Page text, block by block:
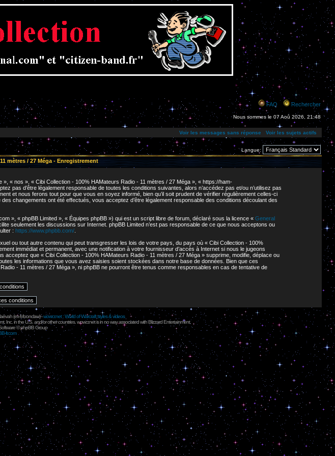
FAQ Rechercher
Nous sommes le 07 Aoû 2026, 21:48
Voir les messages sans réponse Voir les sujets actifs
Langue:
mètres / 27 Méga - Enregistrement
« nos », « Cibi Collection - 100% HAMateurs Radio - 11 mètres / 27 Méga », « https://ham-
pas d’être légalement responsable de toutes les conditions suivantes, alors n’accédez pas et/ou n’utilisez pas
et nous ferons tout pour que vous en soyez informé, bien qu’il soit prudent de vérifier régulièrement celles-ci
changements ont été effectués, vous acceptez d’être légalement responsable des conditions découlant des
», « phpBB Limited », « Équipes phpBB ») qui est un script libre de forum, déclaré sous la licence « General
seulement les discussions sur Internet. phpBB Limited n’est pas responsable de ce que nous acceptons ou
: https://www.phpbb.com/.
ou tout autre contenu qui peut transgresser les lois de votre pays, du pays où « Cibi Collection - 100%
immédiat et permanent, avec une notification à votre fournisseur d’accès à Internet si nous le jugeons
que « Cibi Collection - 100% HAMateurs Radio - 11 mètres / 27 Méga » supprime, modifie, déplace ou
les informations que vous avez saisies soient stockées dans notre base de données. Bien que ces
- 11 mètres / 27 Méga », ni phpBB ne pourront être tenus comme responsables en cas de tentative de
(ex-Moonclaw) -wowcr.net : World of Warcraft styles & videos
Inc. in the U.S. and/or other countries. wowcr.net is in no way associated with Blizzard Entertainment.
© phpBB Group
fr.com